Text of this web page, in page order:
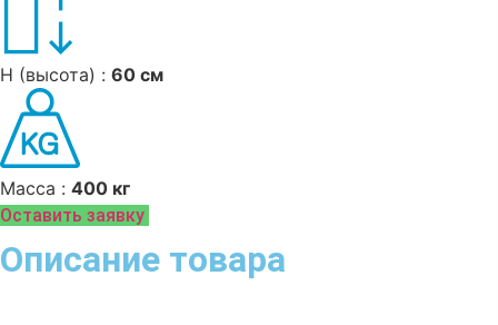
H (высота) : 60 см
Масса : 400 кг
Оставить заявку
Описание товара